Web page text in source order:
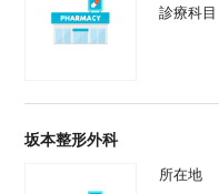
診療科目
坂本整形外科
所在地